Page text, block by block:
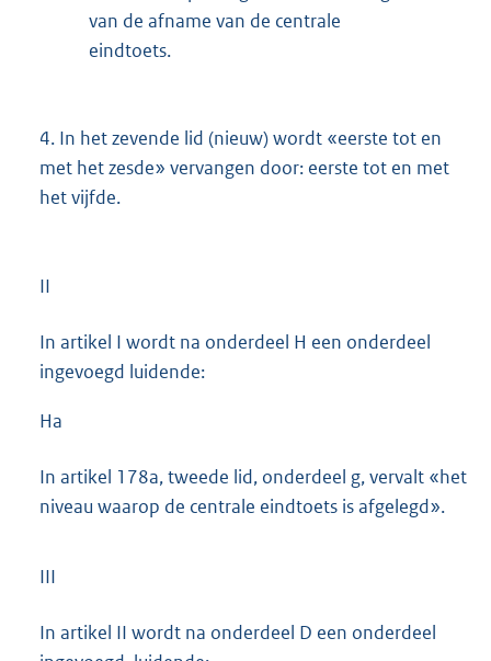
van de afname van de centrale
eindtoets.
4. In het zevende lid (nieuw) wordt «eerste tot en
met het zesde» vervangen door: eerste tot en met
het vijfde.
II
In artikel I wordt na onderdeel H een onderdeel
ingevoegd luidende:
Ha
In artikel 178a, tweede lid, onderdeel g, vervalt «het
niveau waarop de centrale eindtoets is afgelegd».
III
In artikel II wordt na onderdeel D een onderdeel